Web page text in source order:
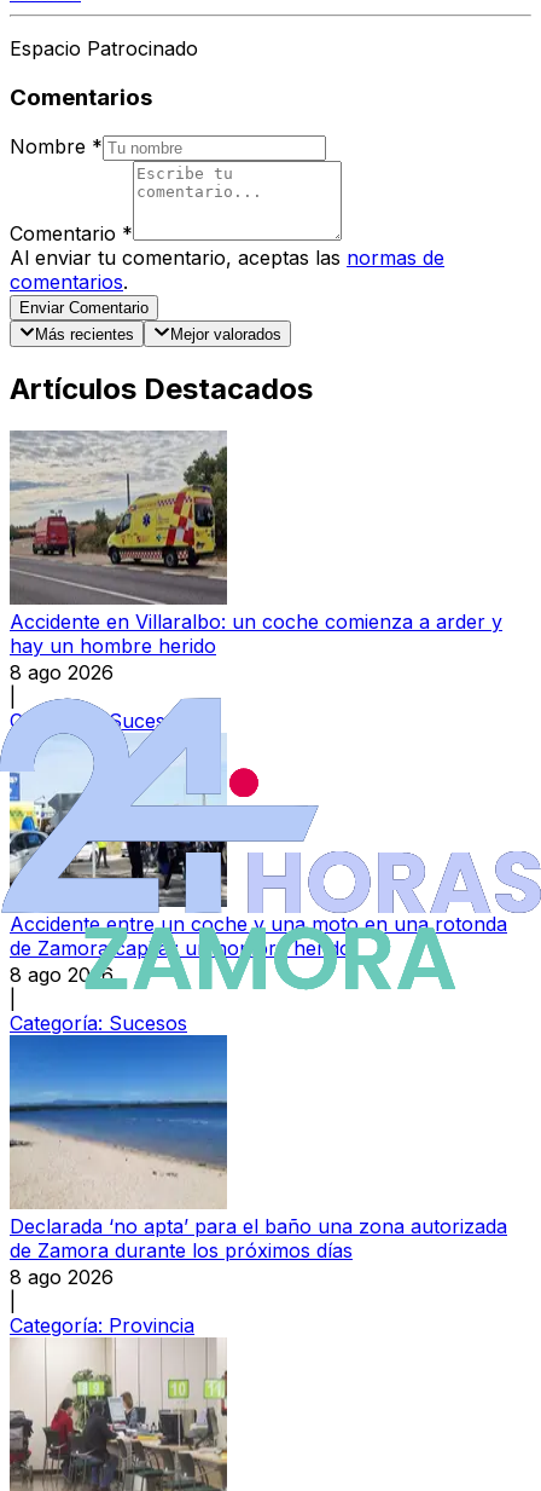
Espacio Patrocinado
Comentarios
Nombre *
Comentario *
Al enviar tu comentario, aceptas las normas de
comentarios.
Enviar Comentario
Más recientes
Mejor valorados
Artículos Destacados
Accidente en Villaralbo: un coche comienza a arder y
hay un hombre herido
8 ago 2026
Categoría:Sucesos
Accidente entre un coche y una moto en una rotonda
de Zamora capital: un hombre herido
8 ago 2026
Categoría: Sucesos
Declarada ‘no apta’ para el baño una zona autorizada
de Zamora durante los próximos días
8 ago 2026
Categoría: Provincia